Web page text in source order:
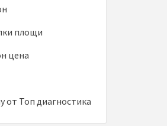
площи
цена
от Топ диагностика